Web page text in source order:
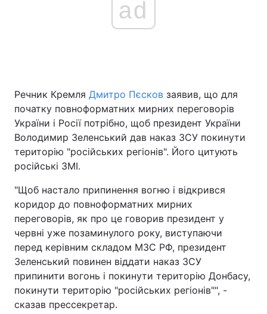
Головна Війна
Україна Політика
Економіка Світ
Техно і зв'язок Лайт
Зброя Інциденти
Здоров'я
Цікавинки Погода
Екологія
ad
Речник Кремля Дмитро Пєсков заявив, що для
початку повноформатних мирних переговорів
України і Росії потрібно, щоб президент України
Володимир Зеленський дав наказ ЗСУ покинути
територію "російських регіонів". Його цитують
російські ЗМІ.
"Щоб настало припинення вогню і відкрився
коридор до повноформатних мирних
переговорів, як про це говорив президент у
червні уже позаминулого року, виступаючи
перед керівним складом МЗС РФ, президент
Зеленський повинен віддати наказ ЗСУ
припинити вогонь і покинути територію Донбасу,
покинути територію "російських регіонів"", -
сказав прессекретар.